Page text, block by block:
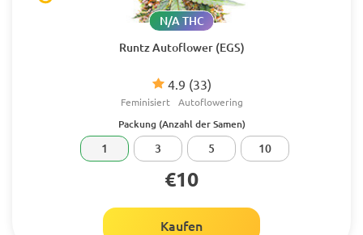
Runtz Autoflower (EGS)
4.9 (33)
N/A THC
Feminisiert Autoflowering
Packung (Anzahl der Samen)
1 3 5 10
€10
Kaufen